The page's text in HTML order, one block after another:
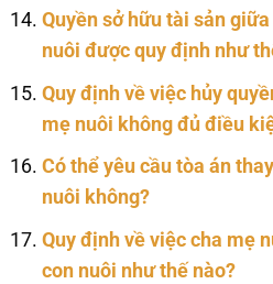
Quyền sở hữu tài sản
nuôi được quy định như
Quy định về việc hủy
mẹ nuôi không đủ điều
Có thể yêu cầu tòa án
nuôi không?
Quy định về việc cha mẹ
con nuôi như thế nào?